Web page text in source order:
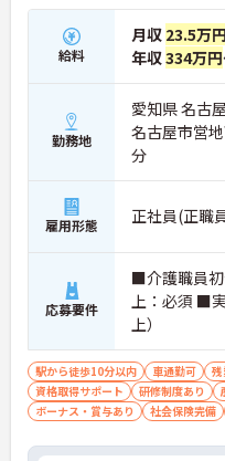
給料
月収 23.5万円
年収334万円
勤務地
愛知県 名古
名古屋市営
分
雇用形態 正社員(正職
応募要件
■介護職員
上：必須 ■
上）
駅から徒歩10分以内 車通勤可
資格取得サポート
研修制度あり
ボーナス・賞与あり
社会保険完備